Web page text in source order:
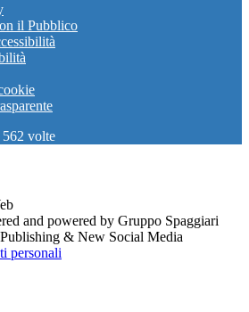
il Pubblico
562 volte
and powered by Gruppo Spaggiari
& New Social Media
personali